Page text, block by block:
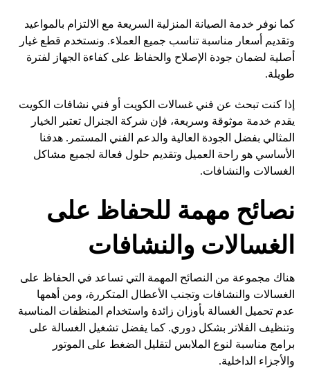
كما نوفر خدمة الصيانة المنزلية السريعة مع الالتزام بالمواعيد
وتقديم أسعار مناسبة تناسب جميع العملاء. ونستخدم قطع غيار
أصلية لضمان جودة الإصلاح والحفاظ على كفاءة الجهاز لفترة
طويلة.
إذا كنت تبحث عن فني غسالات الكويت أو فني نشافات الكويت
يقدم خدمة موثوقة وسريعة، فإن شركة الجنرال تعتبر الخيار
المثالي بفضل الجودة العالية والدعم الفني المستمر. هدفنا
الأساسي هو راحة العميل وتقديم حلول فعالة لجميع مشاكل
الغسالات والنشافات.
نصائح مهمة للحفاظ على
الغسالات والنشافات
هناك مجموعة من النصائح المهمة التي تساعد في الحفاظ على
الغسالات والنشافات وتجنب الأعطال المتكررة، ومن أهمها
عدم تحميل الغسالة بأوزان زائدة واستخدام المنظفات المناسبة
وتنظيف الفلاتر بشكل دوري. كما يفضل تشغيل الغسالة على
برامج مناسبة لنوع الملابس لتقليل الضغط على الموتور
والأجزاء الداخلية.